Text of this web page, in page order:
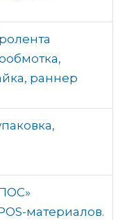
раннер
материалов.